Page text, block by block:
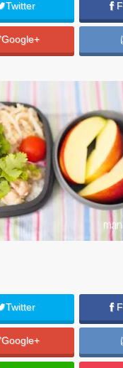
Twitter
Google+
Twitter
Google+